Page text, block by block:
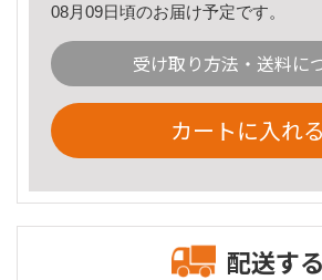
08月09日頃のお届け予定です。
受け取り方法・送料に
カートに入れる
配送する